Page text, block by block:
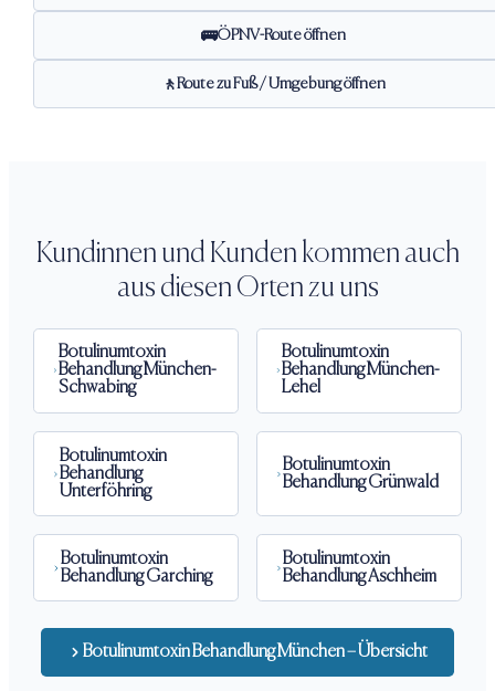
🚌ÖPNV-Route öffnen
🚶Route zu Fuß / Umgebung öffnen
Kundinnen und Kunden kommen auch
aus diesen Orten zu uns
Botulinumtoxin
BehandlungMünchen-
Schwabing
Botulinumtoxin
BehandlungMünchen-
Lehel
Botulinumtoxin
Behandlung
Unterföhring
Botulinumtoxin
BehandlungGrünwald
Botulinumtoxin
Behandlung Garching
Botulinumtoxin
BehandlungAschheim
Botulinumtoxin BehandlungMünchen – Übersicht